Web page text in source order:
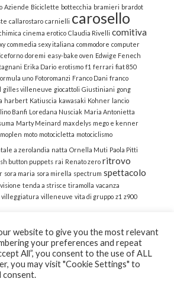
Aziende Biciclette bottecchia bramieri brardot
callarostaro carnielli carosello
cinema erotico Claudia Rivelli comitiva
commedia sexy italiana commodore computer
doremi easy-bake oven Edwige Fenech
Erika Dario erotismo f1 ferrari fiat 850
uno Fotoromanzi Franco Dani franco
gilles villeneuve giocattoli Giustiniani gong
harbert Katiuscia kawasaki Kohner lancio
lino Banfi Loredana Nusciak Maria Antonietta
Marty Meinard max delys mego e kenner
moplen moto motocicletta motociclismo
a zerolandia natta Ornella Muti Paola Pitti
button puppets rai Renato zero ritrovo
sora maria sora mirella spectrum spettacolo
tenda a strisce tiramolla vacanza
villeggiatura villeneuve vita di gruppo z1 z900
| All Rights Reserved | Powered
website to give you the most relevant
your preferences and repeat
All”, you consent to the use of ALL
you may visit "Cookie Settings" to
consent.